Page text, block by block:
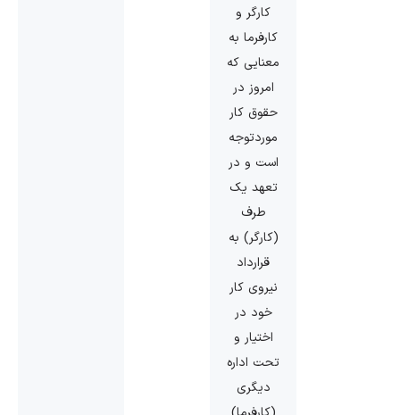
کارگر و
کارفرما به
معنایی که
امروز در
حقوق کار
موردتوجه
است و در
تعهد یک
طرف
(کارگر) به
قرارداد
نیروی کار
خود در
اختیار و
تحت اداره
دیگری